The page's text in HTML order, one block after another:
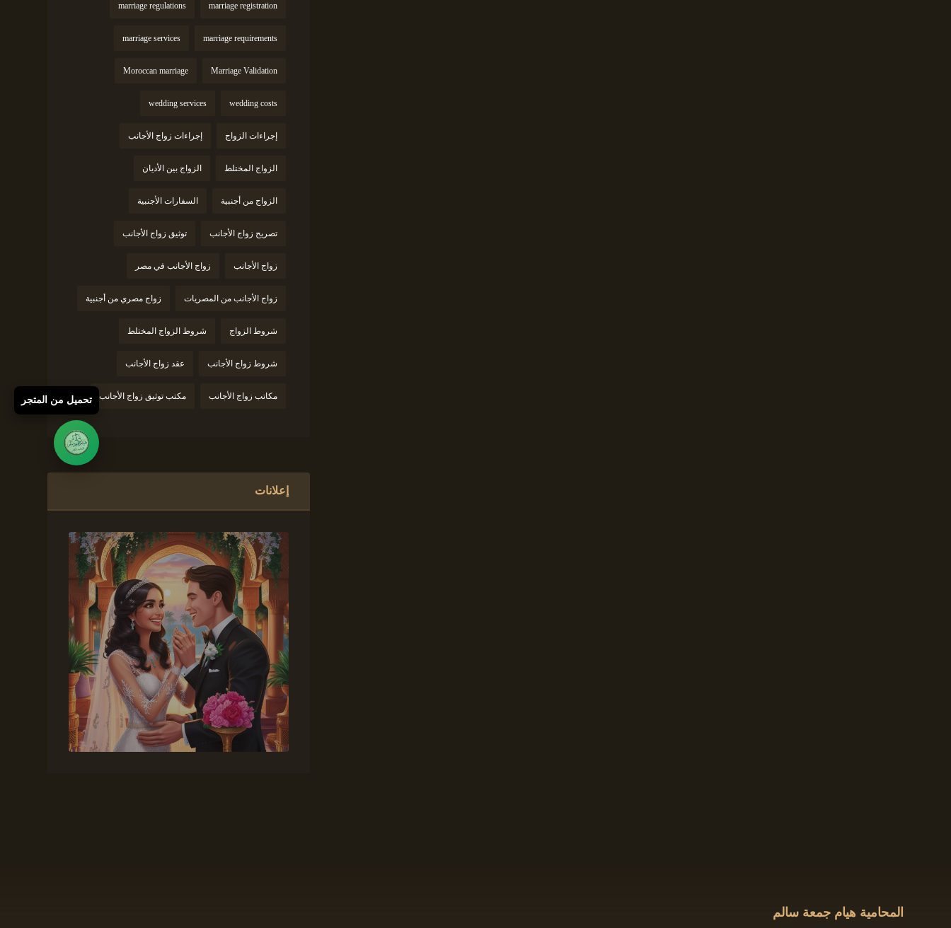
marriage registration
marriage regulations
marriage requirements
marriage services
Marriage Validation
Moroccan marriage
wedding costs
wedding services
إجراءات الزواج إجراءات زواج الأجانب
الزواج المختلط الزواج بين الأديان
الزواج من أجنبية السفارات الأجنبية
تصريح زواج الأجانب توثيق زواج الأجانب
زواج الأجانب زواج الأجانب في مصر
زواج الأجانب من المصريات زواج مصري من أجنبية
شروط الزواج شروط الزواج المختلط
شروط زواج الأجانب عقد زواج الأجانب
مكاتب زواج الأجانب مكتب توثيق زواج الأجانب
إعلانات
المحامية هيام جمعة سالم
تحميل من المتجر